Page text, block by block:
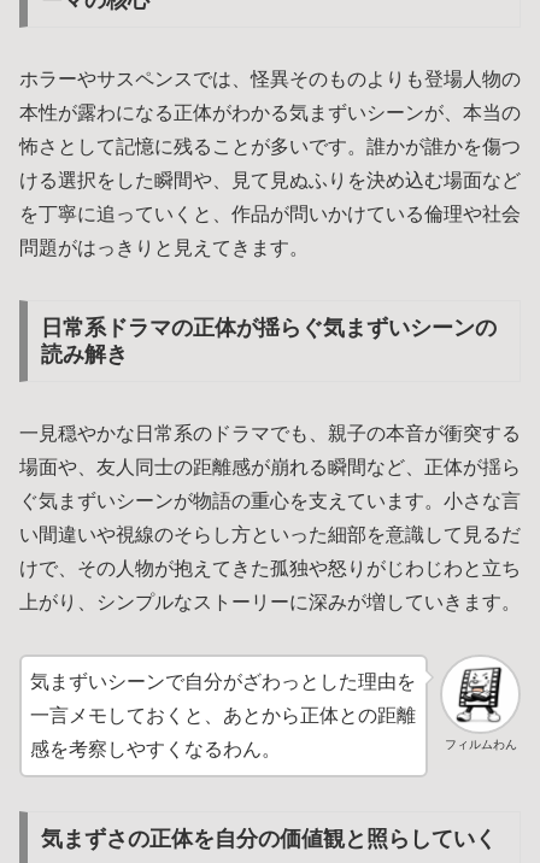
ホラーやサスペンスでは、怪異そのものよりも登場人物の
本性が露わになる正体がわかる気まずいシーンが、本当の
怖さとして記憶に残ることが多いです。誰かが誰かを傷つ
ける選択をした瞬間や、見て見ぬふりを決め込む場面など
を丁寧に追っていくと、作品が問いかけている倫理や社会
問題がはっきりと見えてきます。
日常系ドラマの正体が揺らぐ気まずいシーンの
読み解き
一見穏やかな日常系のドラマでも、親子の本音が衝突する
場面や、友人同士の距離感が崩れる瞬間など、正体が揺ら
ぐ気まずいシーンが物語の重心を支えています。小さな言
い間違いや視線のそらし方といった細部を意識して見るだ
けで、その人物が抱えてきた孤独や怒りがじわじわと立ち
上がり、シンプルなストーリーに深みが増していきます。
フィルムわん
気まずいシーンで自分がざわっとした理由を
一言メモしておくと、あとから正体との距離
感を考察しやすくなるわん。
気まずさの正体を自分の価値観と照らしていく